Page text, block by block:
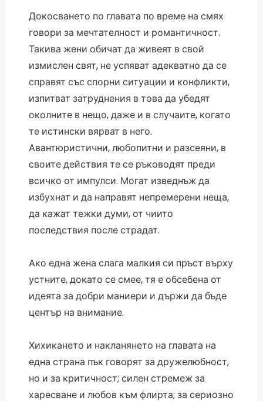
Докосването по главата по време на смях
говори за мечтателност и романтичност.
Такива жени обичат да живеят в свой
измислен свят, не успяват адекватно да се
справят със спорни ситуации и конфликти,
изпитват затруднения в това да убедят
околните в нещо, даже и в случаите, когато
те истински вярват в него.
Авантюристични, любопитни и разсеяни, в
своите действия те се ръководят преди
всичко от импулси. Могат изведнъж да
избухнат и да направят непремерени неща,
да кажат тежки думи, от чиито
последствия после страдат.
Ако една жена слага малкия си пръст върху
устните, докато се смее, тя е обсебена от
идеята за добри маниери и държи да бъде
център на внимание.
Хихикането и накланянето на главата на
една страна пък говорят за дружелюбност,
но и за критичност; силен стремеж за
харесване и любов към флирта; за сериозно